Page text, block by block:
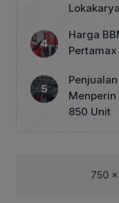
Harga
Pertamax
850 Unit
750 x